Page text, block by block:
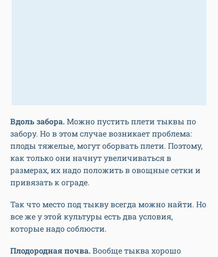
Вдоль забора.Можно пустить плети тыквы по
забору. Но в этом случае возникает проблема:
плоды тяжелые, могут оборвать плети. Поэтому,
как только они начнут увеличиваться в
размерах, их надо положить в овощные сетки и
привязать к ограде.
Так что место под тыкву всегда можно найти. Но
все же у этой культуры есть два условия,
которые надо соблюсти.
Плодородная почва.Вообще тыква хорошо